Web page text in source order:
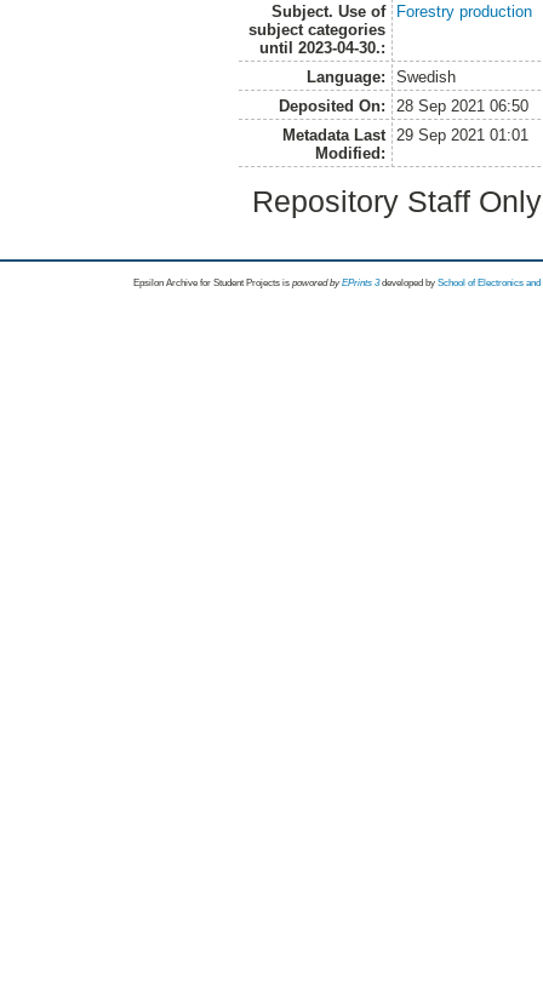
Subject. Use of
subject categories
until 2023-04-30.:
Forestry production
Language:
Swedish
Deposited On:
28 Sep 2021 06:50
Metadata Last
Modified:
29 Sep 2021 01:01
Repository Staff
Epsilon Archive for Student Projects is powored byEPrints 3 developed by School of Electronics